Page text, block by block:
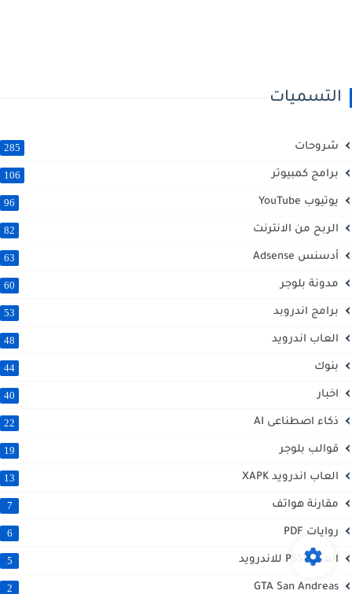
التسميات
شروحات 285
برامج كمبيوتر 106
يوتيوب YouTube 96
الربح من الانترنت 82
أدسنس Adsense 63
مدونة بلوجر 60
برامج اندروبد 53
العاب اندرويد 48
بنوك 44
اخبار 40
ذكاء اصطناعى AI 22
قوالب بلوجر 19
العاب اندرويد XAPK 13
مقارنة هواتف 7
روايات PDF 6
العابPSSP للاندرويد 5
GTA San Andreas
2